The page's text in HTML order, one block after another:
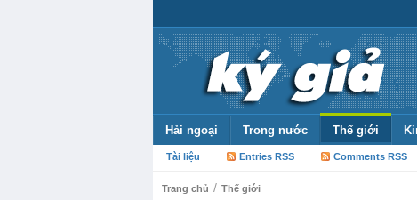
Hải ngoại Trong nước Thế giới
Tài liệu Entries RSS Comments RSS
Trang chủ / Thế giới